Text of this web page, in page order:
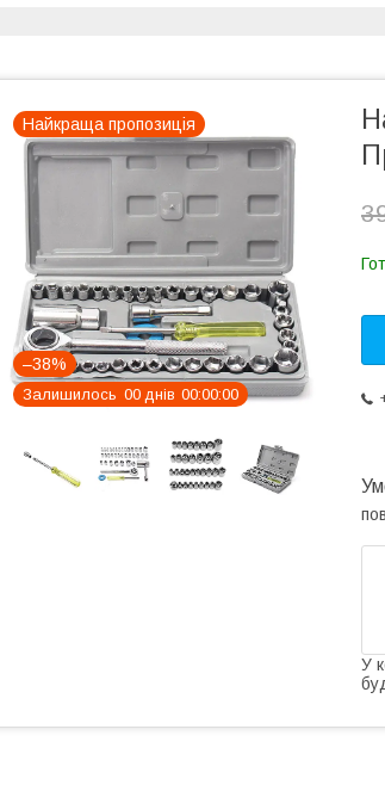
Найкраща пропозиція
–38%
Залишилось 00 днів 00 00 00
У